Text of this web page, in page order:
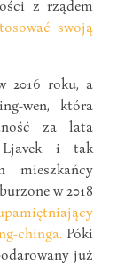
z rządem
swoją
2016 roku, a
wen, która
za lata
Ljavek i tak
mieszkańcy
w 2018
chinga. Póki
już